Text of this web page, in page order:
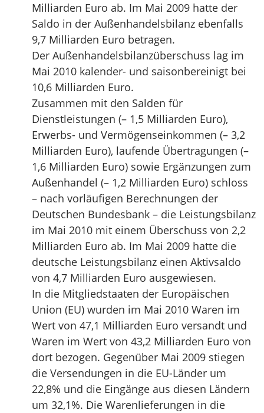
Milliarden Euro ab. Im Mai 2009 hatte der
Saldo in der Außenhandelsbilanz ebenfalls
9,7 Milliarden Euro betragen.
Der Außenhandelsbilanzüberschuss lag im
Mai 2010 kalender- und saisonbereinigt bei
10,6 Milliarden Euro.
Zusammen mit den Salden für
Dienstleistungen (– 1,5 Milliarden Euro),
Erwerbs- und Vermögenseinkommen (– 3,2
Milliarden Euro), laufende Übertragungen (–
1,6 Milliarden Euro) sowie Ergänzungen zum
Außenhandel (– 1,2 Milliarden Euro) schloss
– nach vorläufigen Berechnungen der
Deutschen Bundesbank – die Leistungsbilanz
im Mai 2010 mit einem Überschuss von 2,2
Milliarden Euro ab. Im Mai 2009 hatte die
deutsche Leistungsbilanz einen Aktivsaldo
von 4,7 Milliarden Euro ausgewiesen.
In die Mitgliedstaaten der Europäischen
Union (EU) wurden im Mai 2010 Waren im
Wert von 47,1 Milliarden Euro versandt und
Waren im Wert von 43,2 Milliarden Euro von
dort bezogen. Gegenüber Mai 2009 stiegen
die Versendungen in die EU-Länder um
22,8% und die Eingänge aus diesen Ländern
um 32,1%. Die Warenlieferungen in die